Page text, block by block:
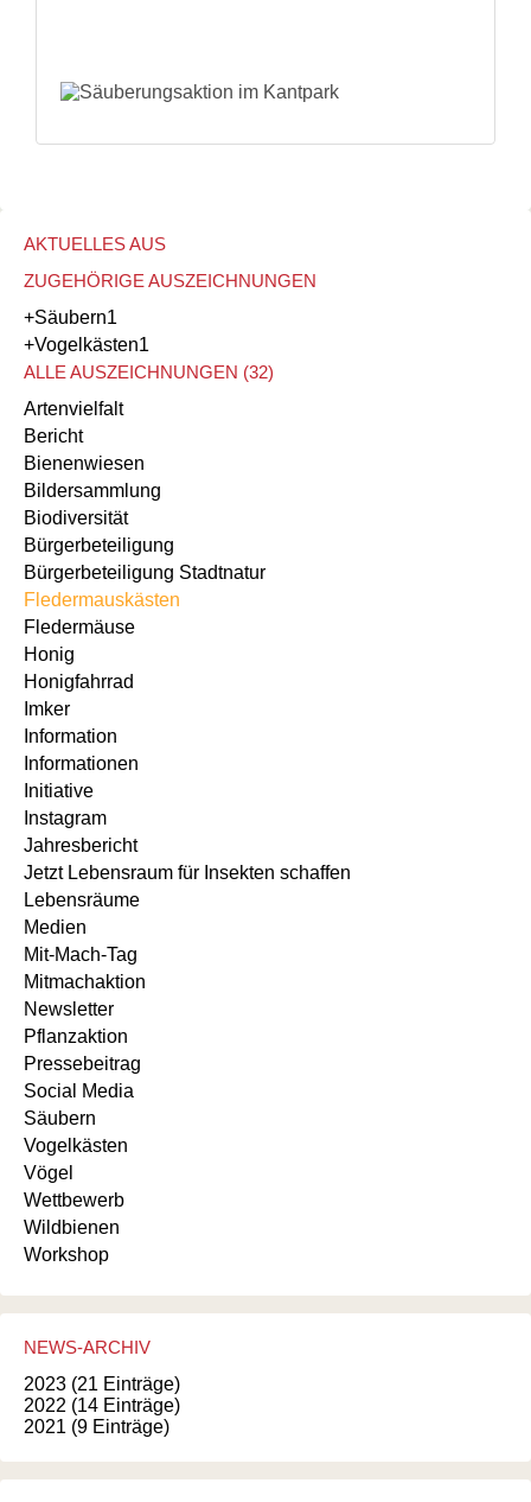
AKTUELLES AUS
ZUGEHÖRIGE AUSZEICHNUNGEN
+Säubern1
+Vogelkästen1
ALLE AUSZEICHNUNGEN (32)
Artenvielfalt
Bericht
Bienenwiesen
Bildersammlung
Biodiversität
Bürgerbeteiligung
Bürgerbeteiligung Stadtnatur
Fledermauskästen
Fledermäuse
Honig
Honigfahrrad
Imker
Information
Informationen
Initiative
Instagram
Jahresbericht
Jetzt Lebensraum für Insekten schaffen
Lebensräume
Medien
Mit-Mach-Tag
Mitmachaktion
Newsletter
Pflanzaktion
Pressebeitrag
Social Media
Säubern
Vogelkästen
Vögel
Wettbewerb
Wildbienen
Workshop
NEWS-ARCHIV
2023 (21 Einträge)
2022 (14 Einträge)
2021 (9 Einträge)